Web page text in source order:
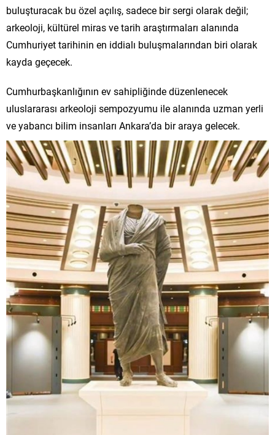
buluşturacak bu özel açılış, sadece bir sergi olarak değil;
arkeoloji, kültürel miras ve tarih araştırmaları alanında
Cumhuriyet tarihinin en iddialı buluşmalarından biri olarak
kayda geçecek.
Cumhurbaşkanlığının ev sahipliğinde düzenlenecek
uluslararası arkeoloji sempozyumu ile alanında uzman yerli
ve yabancı bilim insanları Ankara’da bir araya gelecek.